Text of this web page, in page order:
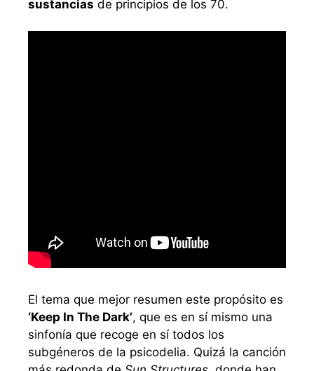
sustancias de principios de los 70.
El tema que mejor resumen este propósito es
‘Keep In The Dark’, que es en sí mismo una
sinfonía que recoge en sí todos los
subgéneros de la psicodelia. Quizá la canción